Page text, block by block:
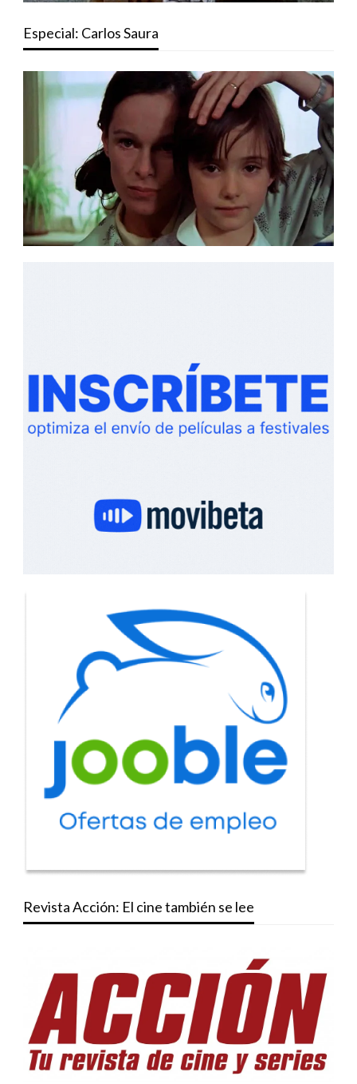
Especial: Carlos Saura
Revista Acción: El cine también se lee